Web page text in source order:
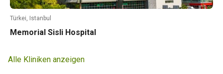
Türkei, Istanbul
Memorial Sisli Hospital
Alle Kliniken anzeigen